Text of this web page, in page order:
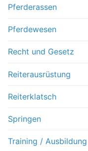
Pferderassen
Pferdewesen
Recht und Gesetz
Reiterausrüstung
Reiterklatsch
Springen
Training / Ausbildung